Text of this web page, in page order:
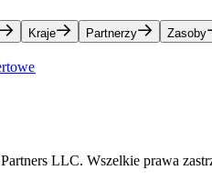
Kraje​​ Partnerzy​​ Zasoby​​
LLC. Wszelkie prawa